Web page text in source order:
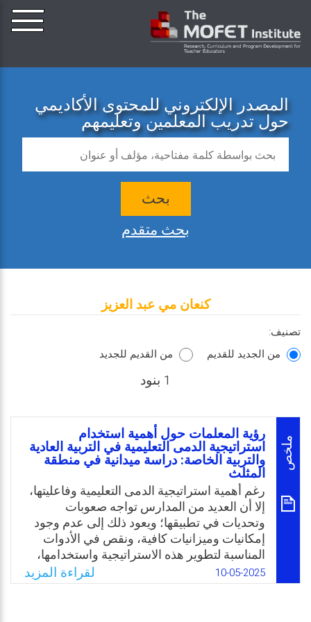
المصدر الإلكتروني للمحتوى الأكاديمي
حول تدريب المعلمين وتعليمهم
بحث
بحث متقدم
كنعان مي عبد العزيز
تصنيف:
من الجديد للقديم
من القديم للجديد
1 بنود
ملخص
رؤية المعلمات حول أهمية استخدام
استراتيجية الدمى التعليمية في التربية العادية
والتربية الخاصة: دراسة ميدانية في منطقة
المثلث
رغم أهمية استراتيجية الدمى التعليمية وفاعليتها،
إلا أن العديد من المدارس تواجه صعوبات
وتحديات في تطبيقها؛ ويعود ذلك إلى عدم وجود
إمكانيات وميزانيات كافية، ونقص في الأدوات
المناسبة لتطوير هذه الاستراتيجية واستخدامها،
إضافة إلى غياب الكفاءات المهنية والمعلمين
والمعلمات المؤهلين لاستخدامها بفعالية. وعليه
10-05-2025 لقراءة المزيد